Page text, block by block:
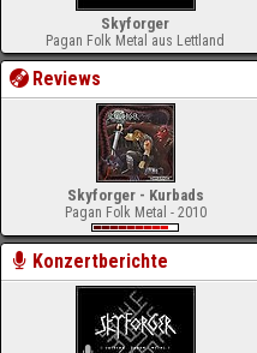
Skyforger
Pagan Folk Metal aus Lettland
Reviews
Skyforger - Kurbads
Pagan Folk Metal - 2010
Konzertberichte